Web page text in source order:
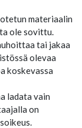
materiaalin
ole sovittu.
tai jakaa
olevaa
koskevassa
ladata vain
on